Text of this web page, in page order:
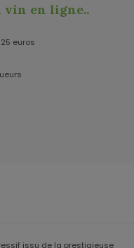
vin en ligne..
euros
issu de la prestigieuse